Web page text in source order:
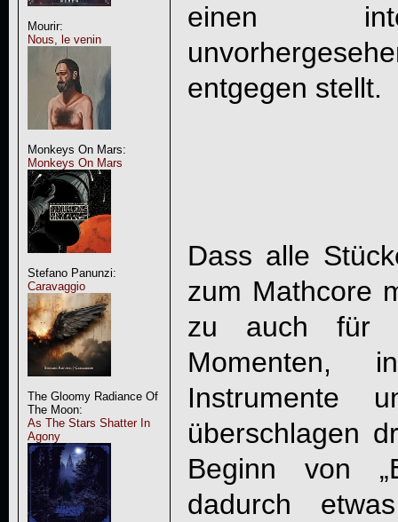
Mourir:
Nous, le venin
Monkeys On Mars:
Monkeys On Mars
Stefano Panunzi:
Caravaggio
The Gloomy Radiance Of
The Moon:
As The Stars Shatter In
Agony
einen
entgegen stellt.
Dass alle
zum Mathcore
zu auch für
Instrumente
überschlagen
Beginn von
dadurch